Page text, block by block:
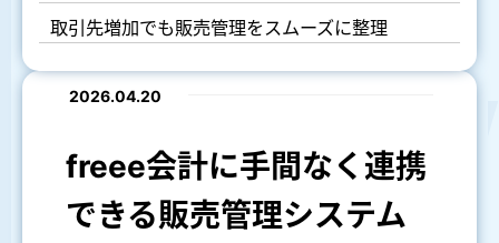
2026.04.20
freee会計に手間なく連携
できる販売管理システム
取引先増加でも販売管理をスムーズに整理